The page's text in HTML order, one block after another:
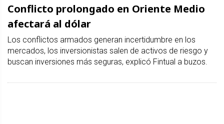
Conflicto prolongado en Oriente Medio
afectará al dólar
Los conflictos armados generan incertidumbre en los
mercados, los inversionistas salen de activos de riesgo y
buscan inversiones más seguras, explicó Fintual a buzos.